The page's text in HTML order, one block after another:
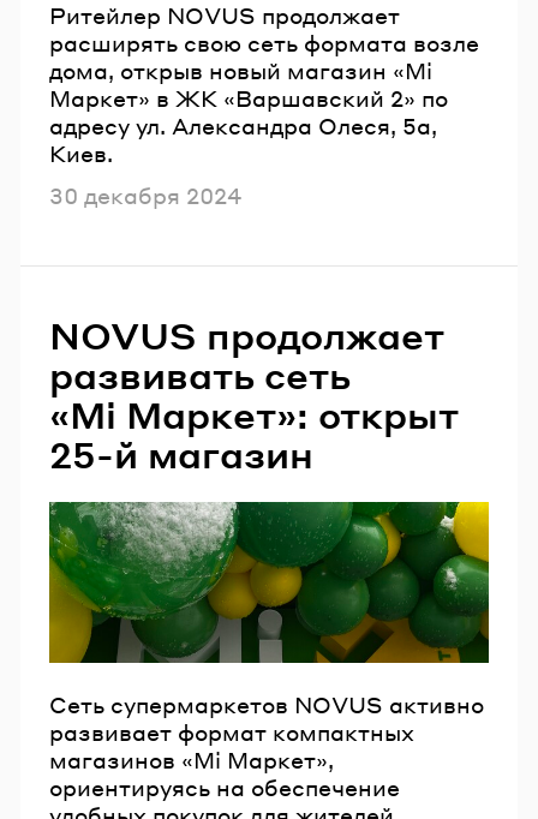
Ритейлер NOVUS продолжает
расширять свою сеть формата возле
дома, открыв новый магазин «Мі
Маркет» в ЖК «Варшавский 2» по
адресу ул. Александра Олеся, 5а,
Киев.
Опубликовано
30 декабря 2024
NOVUS продолжает
развивать сеть
«Мі Маркет»: открыт
25-й магазин
Сеть супермаркетов NOVUS активно
развивает формат компактных
магазинов «Мі Маркет»,
ориентируясь на обеспечение